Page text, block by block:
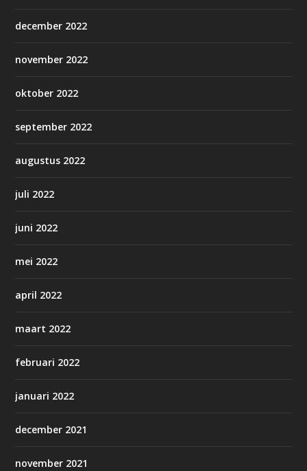
december 2022
november 2022
oktober 2022
september 2022
augustus 2022
juli 2022
juni 2022
mei 2022
april 2022
maart 2022
februari 2022
januari 2022
december 2021
november 2021